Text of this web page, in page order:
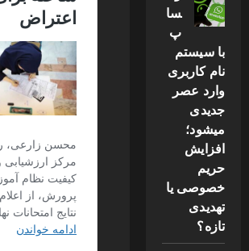
سا
پ
با سیستم
نام کاربری
وارد عصر
جدیدی
میشود؛
افزایش
حریم
خصوصی یا
تهدیدی
تازه؟